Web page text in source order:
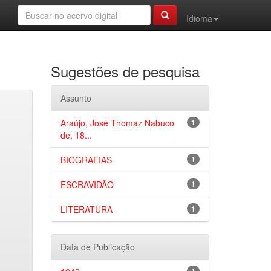
Idioma
Sugestões de pesquisa
Assunto
1
Araújo, José Thomaz Nabuco
de, 18...
1
BIOGRAFIAS
1
ESCRAVIDÃO
1
LITERATURA
Data de Publicação